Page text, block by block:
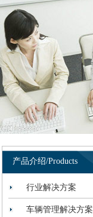
产品介绍/Products
行业解决方案
车辆管理解决方案